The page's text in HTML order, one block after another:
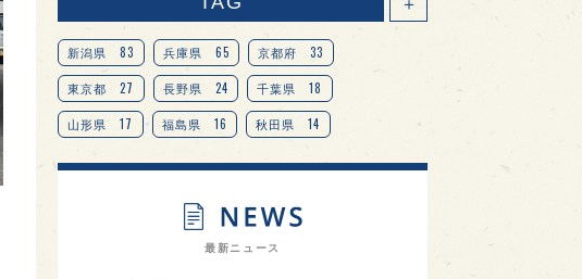
＋
新潟県 83 兵庫県 65 京都府 33
東京都 27 長野県 24 千葉県 18
山形県 17 福島県 16 秋田県 14
愛知県 14 宮城県 14 岐阜県 13
オピニオンリーダーの視点 9
最新ニュース